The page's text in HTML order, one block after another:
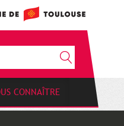
CONNAÎTRE